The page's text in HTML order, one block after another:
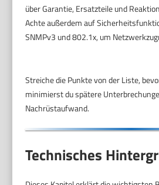
über Garantie, Ersatzteile und
Achte außerdem auf
SNMPv3 und 802.1x, um
Streiche die Punkte von der Liste,
minimierst du spätere
Nachrüstaufwand.
Technisches